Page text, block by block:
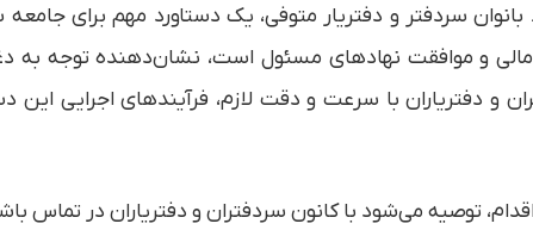
سردفتر و دفتریار متوفی، یک دستاورد مهم برای
و موافقت نهادهای مسئول است، نشان‌دهنده توجه به
و دفتریاران با سرعت و دقت لازم، فرآیندهای اجرایی این
توصیه می‌شود با کانون سردفتران و دفتریاران در تماس